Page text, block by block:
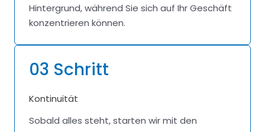
Hintergrund, während Sie sich auf Ihr Geschäft
konzentrieren können.
03 Schritt
Kontinuität
Sobald alles steht, starten wir mit den